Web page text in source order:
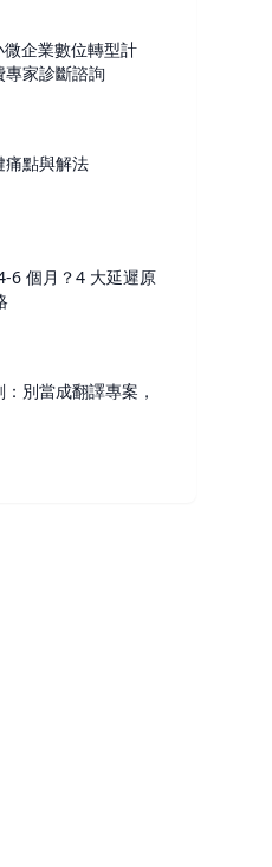
企業數位轉型計
家診斷諮詢
痛點與解法
6 個月？4 大延遲原
別當成翻譯專案，